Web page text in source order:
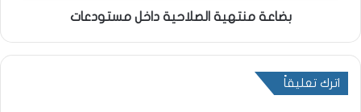
بضاعة منتهية الصلاحية داخل مستودعات
اترك تعليقاً